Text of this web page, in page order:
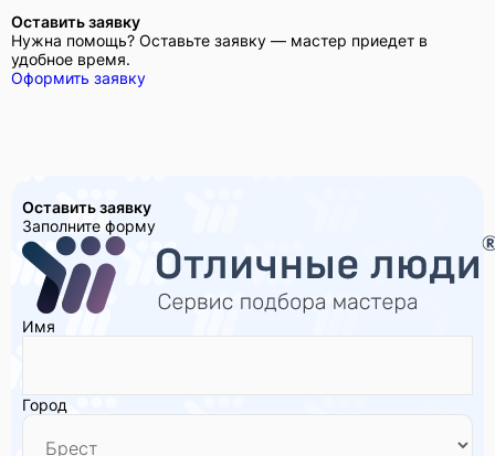
Оставить заявку
Нужна помощь? Оставьте заявку — мастер приедет в
удобное время.
Оформить заявку
Оставить заявку
Заполните форму
Имя
Город